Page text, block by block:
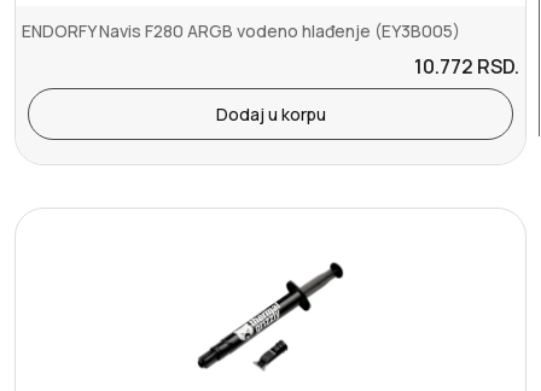
ENDORFY Navis F280 ARGB vodeno hlađenje (EY3B005)
10.772 RSD.
Dodaj u korpu